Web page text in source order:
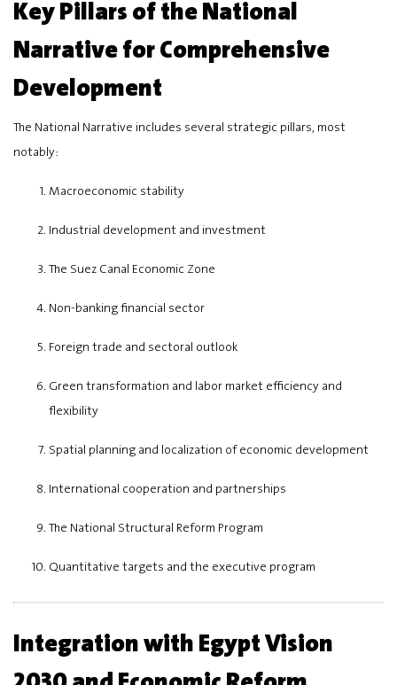
Key Pillars of the National
Narrative for Comprehensive
Development
The National Narrative includes several strategic pillars, most
notably:
Macroeconomic stability
Industrial development and investment
The Suez Canal Economic Zone
Non-banking financial sector
Foreign trade and sectoral outlook
Green transformation and labor market efficiency and
flexibility
Spatial planning and localization of economic development
International cooperation and partnerships
The National Structural Reform Program
Quantitative targets and the executive program
Integration with Egypt Vision